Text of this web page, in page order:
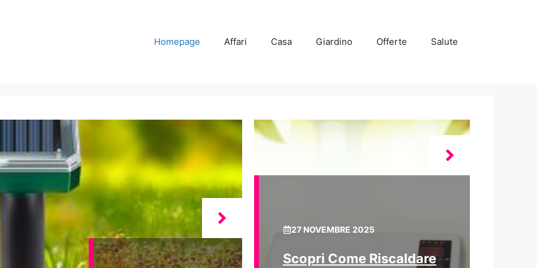
Homepage Affari Casa Giardino Offerte Salute
27 NOVEMBRE 2025
Scopri Come Riscaldare